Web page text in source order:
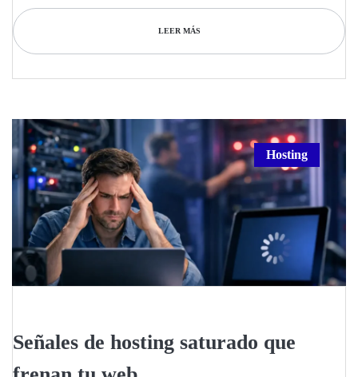
LEER MÁS
Hosting
Señales de hosting saturado que